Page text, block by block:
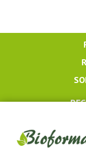
(dias úteis das